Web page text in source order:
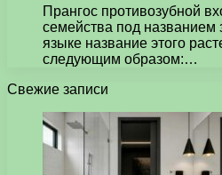
Прангос противозубной
семейства под названием
языке название этого
следующим образом:…
Свежие записи